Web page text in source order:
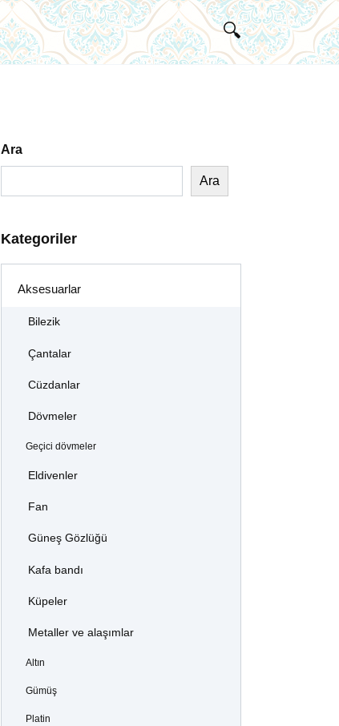
Ara
Ara
Kategoriler
Aksesuarlar
Bilezik
Çantalar
Cüzdanlar
Dövmeler
Geçici dövmeler
Eldivenler
Fan
Güneş Gözlüğü
Kafa bandı
Küpeler
Metaller ve alaşımlar
Altın
Gümüş
Platin